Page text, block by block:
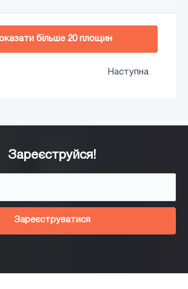
більше 20 площин
Наступна
Зареєструйся!
Зареєструватися